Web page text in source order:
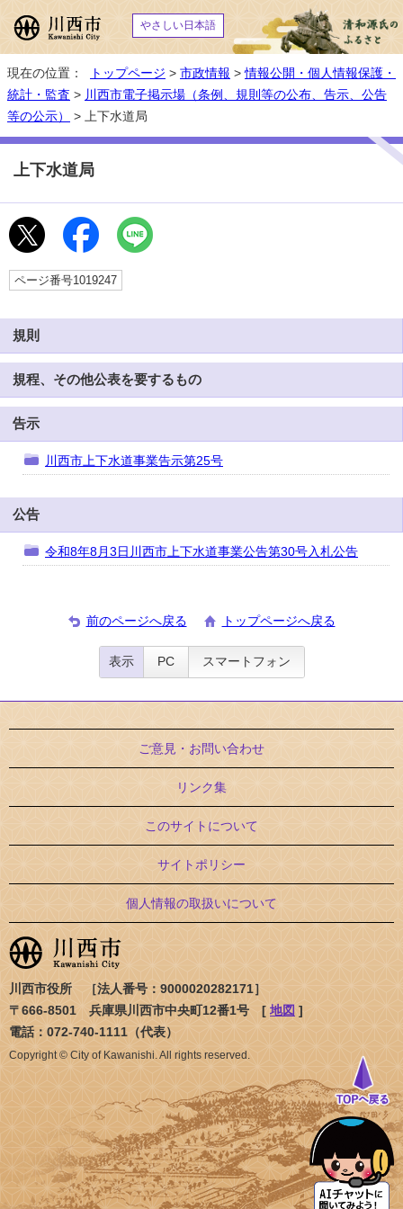
やさしい日本語
現在の位置： トップページ > 市政情報 >情報公開・個人情報保護・
統計・監査 > 川西市電子掲示場（条例、規則等の公布、告示、公告
等の公示）
> 上下水道局
上下水道局
ページ番号1019247
規則
規程、その他公表を要するもの
告示
川西市上下水道事業告示第25号
公告
令和8年8月3日川西市上下水道事業公告第30号入札公告
前のページへ戻る トップページへ戻る
表示 PC スマートフォン
ご意見・お問い合わせ
リンク集
このサイトについて
サイトポリシー
個人情報の取扱いについて
川西市役所 ［法人番号：9000020282171］
〒666-8501 兵庫県川西市中央町12番1号 [ 地図 ]
電話：072-740-1111（代表）
Copyright © City of Kawanishi. All rights reserved.